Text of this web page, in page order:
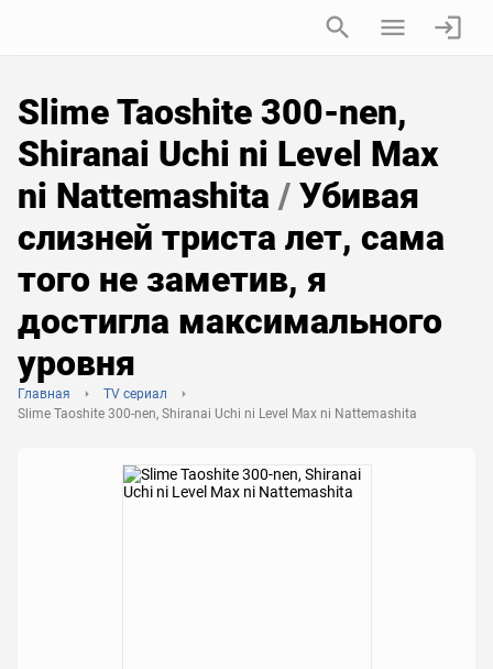
Slime Taoshite 300-nen,
Shiranai Uchi ni Level Max
ni Nattemashita / Убивая
слизней триста лет, сама
того не заметив, я
достигла максимального
уровня
Главная
TV сериал
Slime Taoshite 300-nen, Shiranai Uchi ni Level Max ni Nattemashita